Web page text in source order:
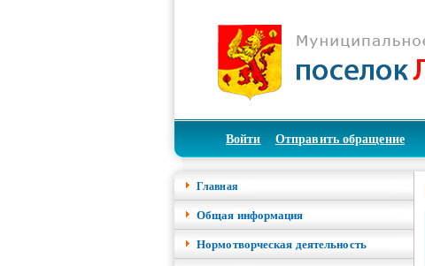
Войти Отправить обращение
Главная
Общая информация
Нормотворческая деятельность